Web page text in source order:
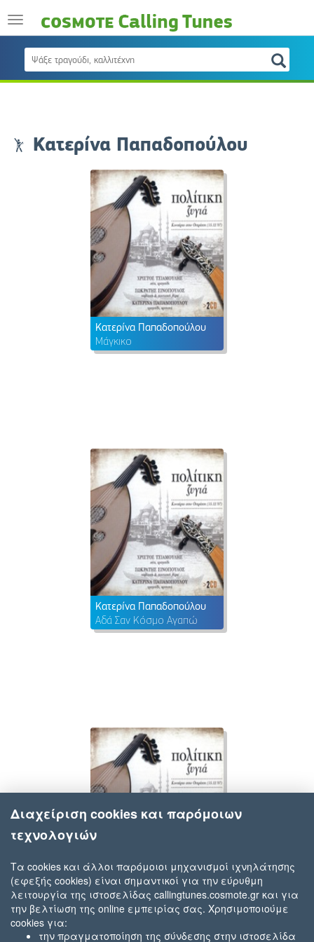
Κατερίνα Παπαδοπούλου
Κατερίνα Παπαδοπούλου
Μάγκικο
Κατερίνα Παπαδοπούλου
Αδά Σαν Κόσμο Αγαπώ
Κατερίνα Παπαδοπούλου
Της Τρίχας Το Γεφύριν
Διαχείριση cookies και παρόμοιων
τεχνολογιών
Τα cookies και άλλοι παρόμοιοι μηχανισμοί ιχνηλάτησης
(εφεξής cookies) είναι σημαντικοί για την εύρυθμη
λειτουργία της ιστοσελίδας callingtunes.cosmote.gr και για
την βελτίωση της online εμπειρίας σας. Χρησιμοποιούμε
cookies για:
την πραγματοποίηση της σύνδεσης στην ιστοσελίδα